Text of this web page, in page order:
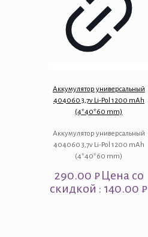
Аккумулятор универсальный
404060 3,7v Li-Pol 1200 mAh
(4*40*60 mm)
Аккумулятор универсальный
404060 3,7v Li-Pol 1200 mAh
(4*40*60 mm)
290.00 ₽Цена со
скидкой : 140.00 ₽